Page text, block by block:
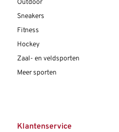
Outdoor
Sneakers
Fitness
Hockey
Zaal- en veldsporten
Meer sporten
Klantenservice